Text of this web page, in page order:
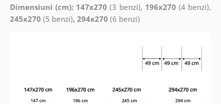
Dimensiuni (cm): 147x270 (3 benzi), 196x270 (4 benzi),
245x270 (5 benzi), 294x270 (6 benzi)